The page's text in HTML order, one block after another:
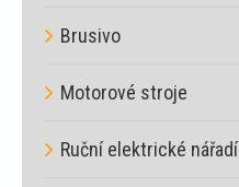
Brusivo
Motorové stroje
Ruční elektrické nářadí